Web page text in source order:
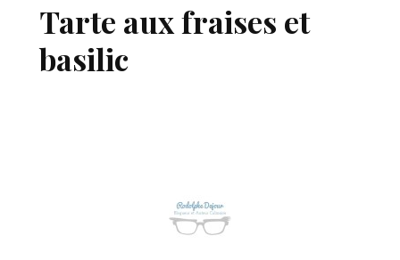
Tarte aux fraises et
basilic